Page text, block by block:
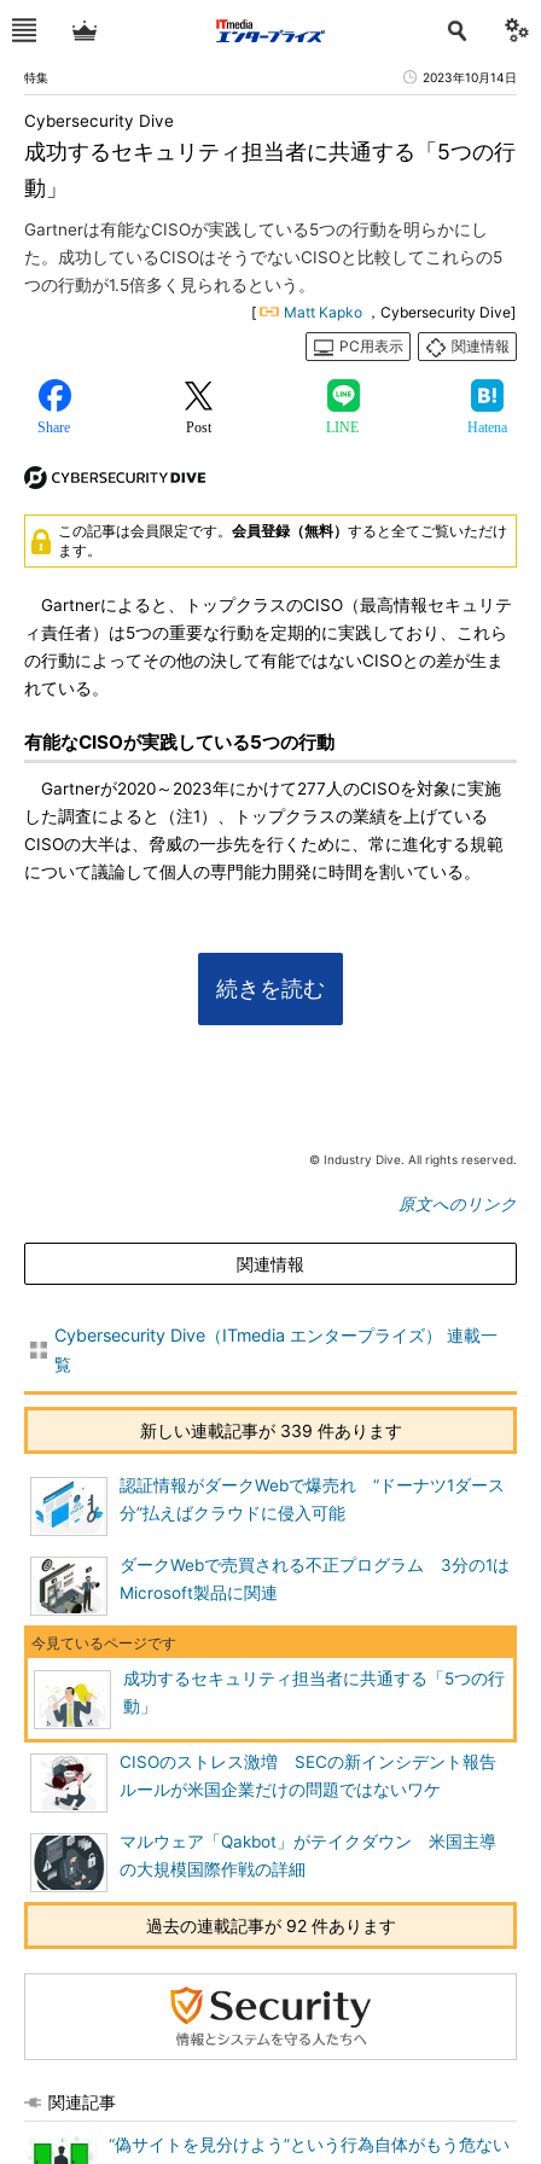
特集 2023年10月14日
成功するセキュリティ担当者に共通する「5つの行
動」
Cybersecurity Dive
Gartnerは有能なCISOが実践している5つの行動を明らかにし
た。成功しているCISOはそうでないCISOと比較してこれらの5
つの行動が1.5倍多く見られるという。
[ Matt Kapko ，Cybersecurity Dive]
PC用表示
関連情報
Share Post LINE Hatena
この記事は会員限定です。 会員登録（無料） すると全てご覧いただけ
ます。
Gartnerによると、トップクラスのCISO（最高情報セキュリテ
ィ責任者）は5つの重要な行動を定期的に実践しており、これら
の行動によってその他の決して有能ではないCISOとの差が生ま
れている。
有能なCISOが実践している5つの行動
Gartnerが2020～2023年にかけて277人のCISOを対象に実施
した調査によると（注1）、トップクラスの業績を上げている
CISOの大半は、脅威の一歩先を行くために、常に進化する規範
について議論して個人の専門能力開発に時間を割いている。
続きを読む
© Industry Dive. All rights reserved.
原文へのリンク
関連情報
Cybersecurity Dive（ITmedia エンタープライズ） 連載一
覧
新しい連載記事が 339 件あります
認証情報がダークWebで爆売れ “ドーナツ1ダース
分”払えばクラウドに侵入可能
ダークWebで売買される不正プログラム 3分の1は
Microsoft製品に関連
成功するセキュリティ担当者に共通する「5つの行
動」
CISOのストレス激増 SECの新インシデント報告
ルールが米国企業だけの問題ではないワケ
マルウェア「Qakbot」がテイクダウン 米国主導
の大規模国際作戦の詳細
過去の連載記事が 92 件あります
関連記事
“偽サイトを見分けよう”という行為自体がもう危ない